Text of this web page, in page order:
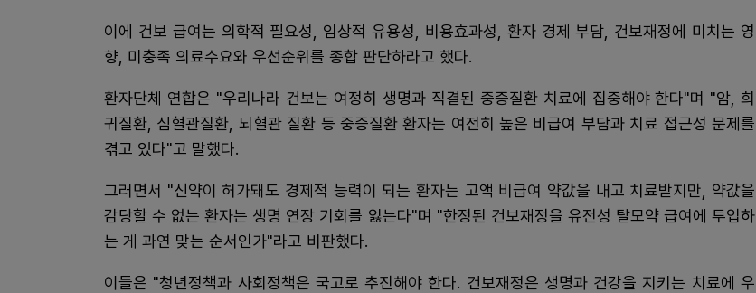
이에 건보 급여는 의학적 필요성, 임상적 유용성, 비용효과성, 환자 경제 부담, 건보재정에 미치는 영
향, 미충족 의료수요와 우선순위를 종합 판단하라고 했다.
환자단체 연합은 "우리나라 건보는 여정히 생명과 직결된 중증질환 치료에 집중해야 한다"며 "암, 희
귀질환, 심혈관질환, 뇌혈관 질환 등 중증질환 환자는 여전히 높은 비급여 부담과 치료 접근성 문제를
겪고 있다"고 말했다.
그러면서 "신약이 허가돼도 경제적 능력이 되는 환자는 고액 비급여 약값을 내고 치료받지만, 약값을
감당할 수 없는 환자는 생명 연장 기회를 잃는다"며 "한정된 건보재정을 유전성 탈모약 급여에 투입하
는 게 과연 맞는 순서인가"라고 비판했다.
이들은 "청년정책과 사회정책은 국고로 추진해야 한다. 건보재정은 생명과 건강을 지키는 치료에 우